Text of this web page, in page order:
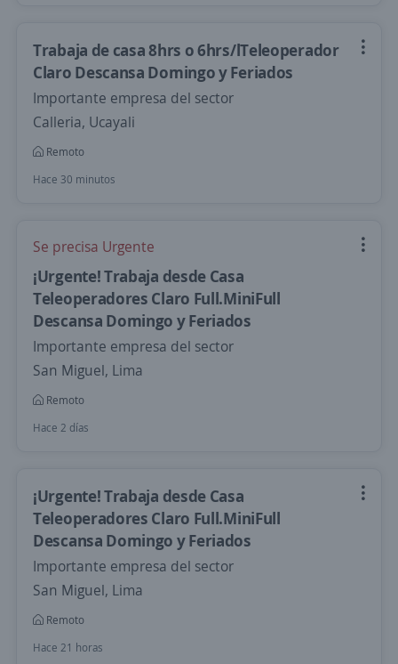
Trabaja de casa 8hrs o 6hrs/lTeleoperador
Claro Descansa Domingo y Feriados
Importante empresa del sector
Calleria, Ucayali
Remoto
Hace 30 minutos
Se precisa Urgente
¡Urgente! Trabaja desde Casa
Teleoperadores Claro Full.MiniFull
Descansa Domingo y Feriados
Importante empresa del sector
San Miguel, Lima
Remoto
Hace 2 días
¡Urgente! Trabaja desde Casa
Teleoperadores Claro Full.MiniFull
Descansa Domingo y Feriados
Importante empresa del sector
San Miguel, Lima
Remoto
Hace 21 horas